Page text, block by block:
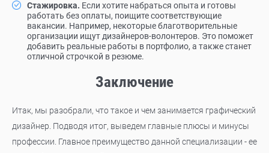
Стажировка. Если хотите набраться опыта и готовы
работать без оплаты, поищите соответствующие
вакансии. Например, некоторые благотворительные
организации ищут дизайнеров-волонтеров. Это поможет
добавить реальные работы в портфолио, а также станет
отличной строчкой в резюме.
Заключение
Итак, мы разобрали, что такое и чем занимается графический
дизайнер. Подводя итог, выведем главные плюсы и минусы
профессии. Главное преимущество данной специализации - ее